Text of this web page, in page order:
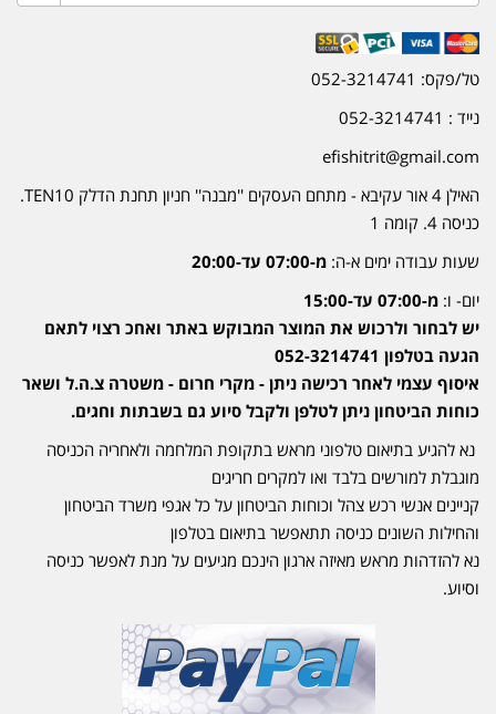
טל/פקס: 052-3214741
נייד : 052-3214741
efishitrit@gmail.com
האילן 4 אור עקיבא - מתחם העסקים ''מבנה'' חניון תחנת הדלק TEN10.
כניסה 4. קומה 1
שעות עבודה ימים א-ה: מ-07:00 עד-20:00
יום- ו: מ-07:00 עד-15:00
יש לבחור ולרכוש את המוצר המבוקש באתר ואחכ רצוי לתאם
הגעה בטלפון 052-3214741
איסוף עצמי לאחר רכישה ניתן - מקרי חרום - משטרה צ.ה.ל ושאר
כוחות הביטחון ניתן לטלפן ולקבל סיוע גם בשבתות וחגים.
נא להגיע בתיאום טלפוני מראש בתקופת המלחמה ולאחריה הכניסה
מוגבלת למורשים בלבד ואו למקרים חריגים
קניינים אנשי רכש צהל וכוחות הביטחון על כל אגפי משרד הביטחון
והחילות השונים כניסה תתאפשר בתיאום בטלפון
נא להזדהות מראש מאיזה ארגון הינכם מגיעים על מנת לאפשר כניסה
וסיוע.